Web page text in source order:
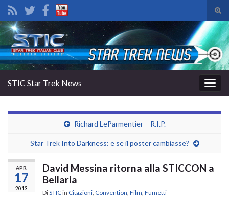
il
di
Search for:
la
STIC Star Trek News
Richard LeParmentier – R.I.P.
Star Trek Into Darkness: e se il poster cambiasse?
APR
17
2013
David Messina ritorna alla STICCON a
Bellaria
DiSTICin Citazioni Convention Film Fumetti